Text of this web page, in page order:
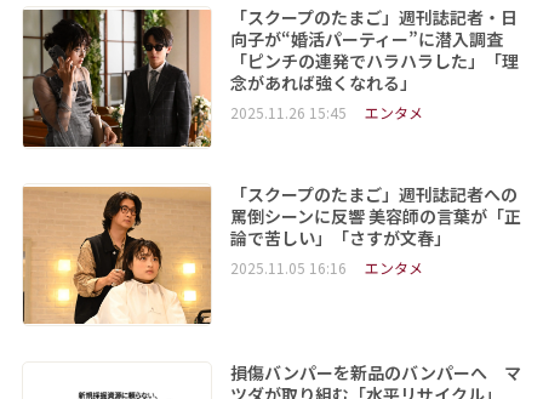
「スクープのたまご」週刊誌記者・日
向子が“婚活パーティー”に潜入調査
「ピンチの連発でハラハラした」「理
念があれば強くなれる」
2025.11.26 15:45 エンタメ
「スクープのたまご」週刊誌記者への
罵倒シーンに反響 美容師の言葉が「正
論で苦しい」「さすが文春」
2025.11.05 16:16 エンタメ
損傷バンパーを新品のバンパーへ マ
ツダが取り組む「水平リサイクル」